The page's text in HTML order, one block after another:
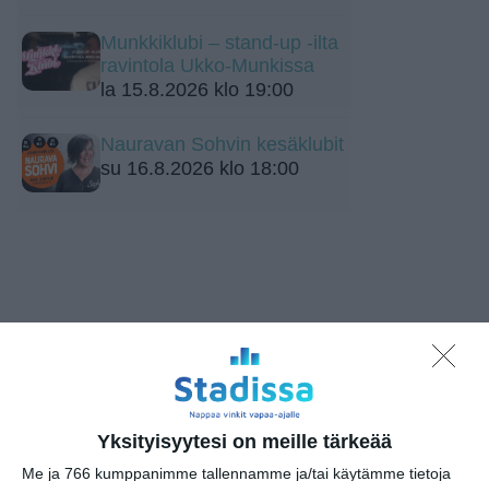
Yksityisyytesi on meille tärkeää
Me ja 766 kumppanimme tallennamme ja/tai käytämme tietoja
Munkkiklubi – stand-up -ilta
ravintola Ukko-Munkissa
la 15.8.2026 klo 19:00
Nauravan Sohvin kesäklubit
su 16.8.2026 klo 18:00
Kissojen Yöt tarjoavat
tunnelmaa syyskuun
Lue lisää